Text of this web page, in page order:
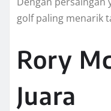
golf paling menarik
Rory
Juara